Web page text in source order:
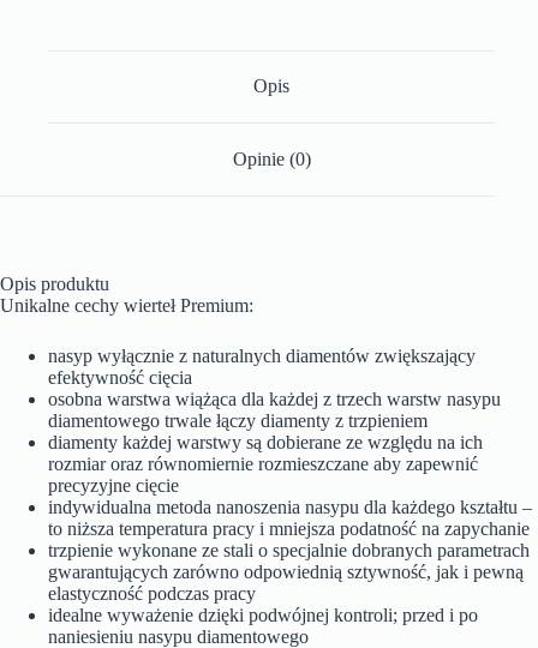
Opis
Opinie (0)
Opis produktu
Unikalne cechy wierteł Premium:
nasyp wyłącznie z naturalnych diamentów zwiększający
efektywność cięcia
osobna warstwa wiążąca dla każdej z trzech warstw nasypu
diamentowego trwale łączy diamenty z trzpieniem
diamenty każdej warstwy są dobierane ze względu na ich
rozmiar oraz równomiernie rozmieszczane aby zapewnić
precyzyjne cięcie
indywidualna metoda nanoszenia nasypu dla każdego kształtu –
to niższa temperatura pracy i mniejsza podatność na zapychanie
trzpienie wykonane ze stali o specjalnie dobranych parametrach
gwarantujących zarówno odpowiednią sztywność, jak i pewną
elastyczność podczas pracy
idealne wyważenie dzięki podwójnej kontroli; przed i po
naniesieniu nasypu diamentowego